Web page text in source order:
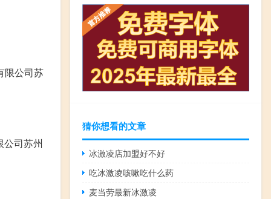
限公司苏
司苏州
猜你想看的文章
冰激凌店加盟好不好
吃冰激凌咳嗽吃什么药
麦当劳最新冰激凌